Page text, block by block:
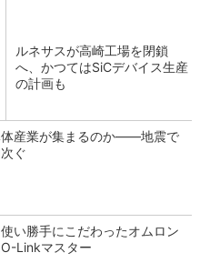
ルネサスが高崎工場を閉鎖
へ、かつてはSiCデバイス生産
の計画も
体産業が集まるのか――地震で
ぐ
い勝手にこだわったオムロン
Linkマスター